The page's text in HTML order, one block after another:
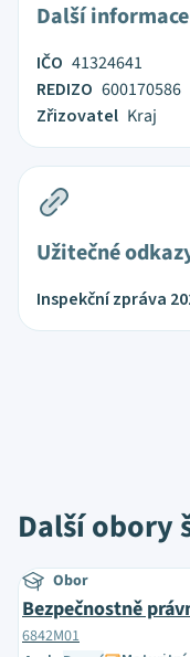
Další informace
IČO 41324641
REDIZO 600170586
Zřizovatel Kraj
Užitečné
Inspekční zpráva
Další obory
Obor
Bezpečnostně
6842M01